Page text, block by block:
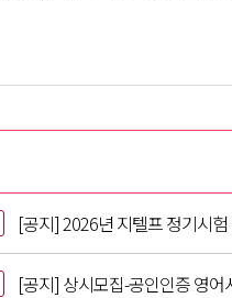
[공지] 2026년 지텔프 정기시험
[공지] 상시모집-공인인증 영